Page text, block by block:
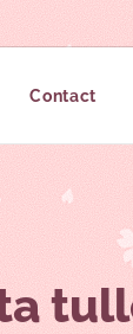
Contact